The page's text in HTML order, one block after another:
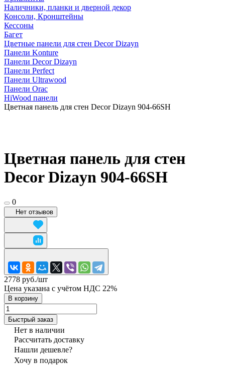
Наличники, планки и дверной декор
Консоли, Кронштейны
Кессоны
Багет
Цветные панели для стен Decor Dizayn
Панели Konture
Панели Decor Dizayn
Панели Perfect
Панели Ultrawood
Панели Orac
HiWood панели
Цветная панель для стен Decor Dizayn 904-66SH
Цветная панель для стен
Decor Dizayn 904-66SH
0
Нет отзывов
2778 руб./шт
Цена указана с учётом НДС 22%
В корзину
Быстрый заказ
Нет в наличии
Рассчитать доставку
Нашли дешевле?
Хочу в подарок